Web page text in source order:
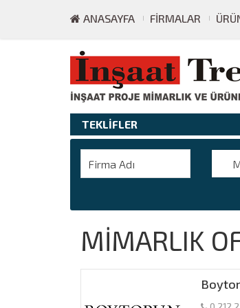
ANASAYFA FIRMALAR
TEKLİFLER
MİMARLIK